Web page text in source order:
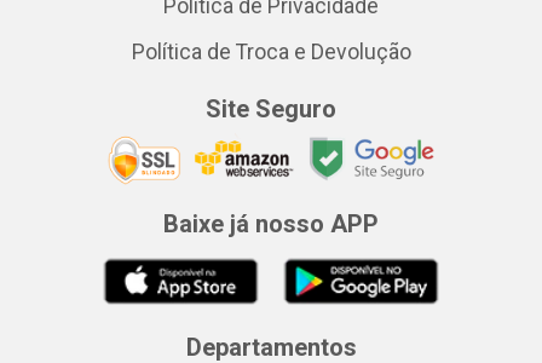
Política de Privacidade
Política de Troca e Devolução
Site Seguro
Baixe já nosso APP
Departamentos